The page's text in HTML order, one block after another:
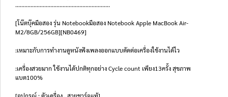
..............................................................
[โน๊ตบุ๊คมือสอง รุ่น Notebookมือสอง Notebook Apple MacBook Air-
M2/8GB/256GB][NB0469]
:เหมาะกับการทำงานดูหนังฟังเพลงออกแบบตัดต่อเครื่องใช้งานได้ไว
:เครื่องสวยมาก ใช้งานได้ปกติทุกอย่าง Cycle count เพียง13ครั้ง สุขภาพ
แบต100%